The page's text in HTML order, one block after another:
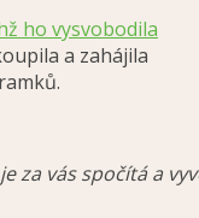
ho vysvobodila
a zahájila
za vás spočítá a